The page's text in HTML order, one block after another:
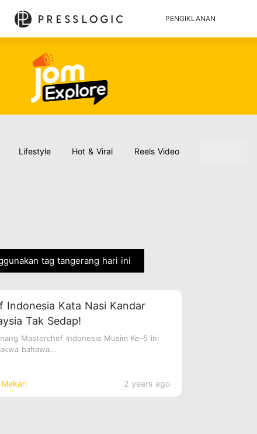
PENGIKLANAN
Lifestyle Hot & Viral Reels Video
tag tangerang hari ini
2 years ago
Indonesia Kata Nasi Kandar
Tak Sedap!
Masterchef Indonesia Musim Ke-5 ini
bahawa...